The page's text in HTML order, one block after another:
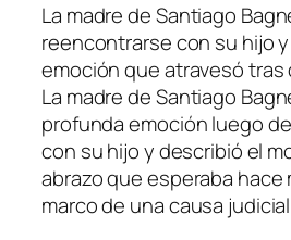
La madre de Santiago
reencontrarse con su hijo
emoción que atravesó tras
La madre de Santiago
profunda emoción luego
con su hijo y describió el
abrazo que esperaba hace
marco de una causa